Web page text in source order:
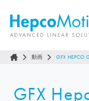
動画 GFX HEPCO
GFX